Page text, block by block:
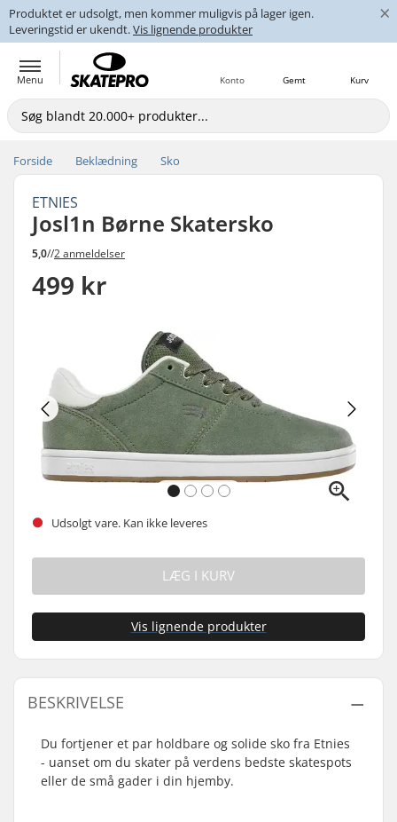
Produktet er udsolgt, men kommer muligvis på lager igen.
Leveringstid er ukendt.Vis lignende produkter
×
Menu Kurv
Gemt
Konto
Forside Beklædning Sko
ETNIES
Josl1n Børne Skatersko
5,0//2 anmeldelser
499 kr
Udsolgt vare. Kan ikke leveres
LÆG I KURV
Vis lignende produkter
BESKRIVELSE
Du fortjener et par holdbare og solide sko fra Etnies
- uanset om du skater på verdens bedste skatespots
eller de små gader i din hjemby.